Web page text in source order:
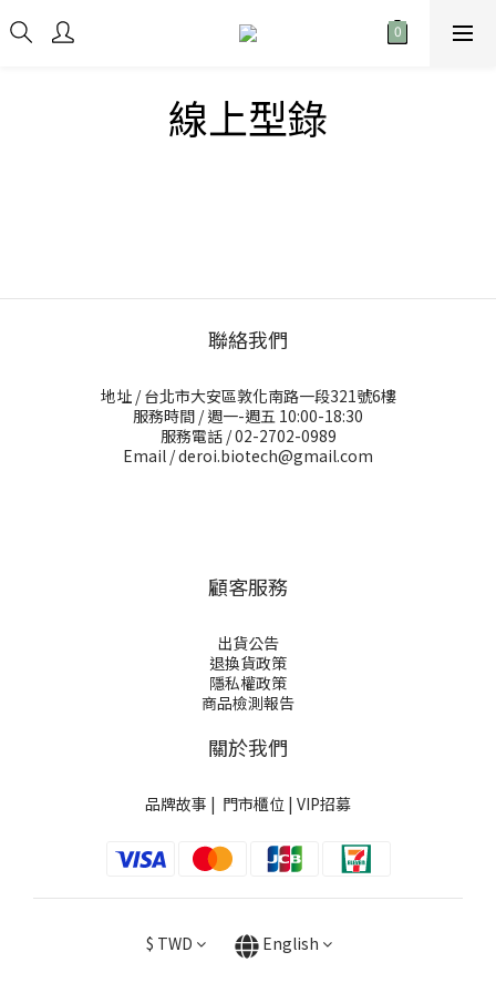
線上型錄
聯絡我們
地址 / 台北市大安區敦化南路一段321號6樓
服務時間 / 週一-週五 10:00-18:30
服務電話 / 02-2702-0989
Email / deroi.biotech@gmail.com
顧客服務
出貨公告
退換貨政策
隱私權政策
商品檢測報告
關於我們
品牌故事 | 門市櫃位 | VIP招募
$ TWD English